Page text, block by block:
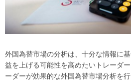
外国為替市場の分析は、十分な情報に
益を上げる可能性を高めたいトレーダ
ーダーが効果的な外国為替市場分析を